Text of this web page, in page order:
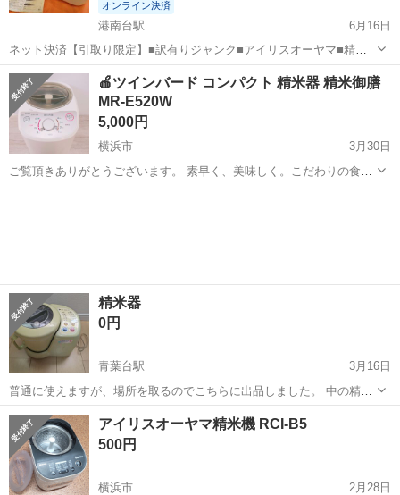
オンライン決済
港南台駅
6月16日
ネット決済【引取り限定】■訳有りジャンク■アイリスオーヤマ■精米
機■RCI-B5－W■本体のみ■備品なし■IRIS■5合玄米■米研ぎ■IRIS調理
家電■配送不可 ■他にも色々出品してます。宜しければ出品リストご覧
くださ...
神奈川 横浜市 港南台駅 キッチン家電 IRIS
🍎ツインバード コンパクト 精米器 精米御膳
MR-E520W
5,000円
横浜市
3月30日
ご覧頂きありがとうございます。 素早く、美味しく。こだわりの食事
精米器
0円
青葉台駅
3月16日
普通に使えますが、場所を取るのでこちらに出品しました。 中の精米
する所、洗える場所は毎回洗ってました。 経年劣化、取り切れない糠
もあります。
神奈川 横浜市 青葉台駅 キッチン家電
アイリスオーヤマ精米機 RCI-B5
500円
横浜市
2月28日